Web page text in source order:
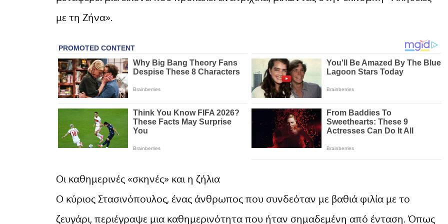
με τη Ζήνα».
Οι καθημερινές «σκηνές» και η ζήλια
Ο κύριος Στασινόπουλος, ένας άνθρωπος που συνδεόταν με βαθιά φιλία με το
ζευγάρι, περιέγραψε μια καθημερινότητα που ήταν σημαδεμένη από ένταση. Όπως